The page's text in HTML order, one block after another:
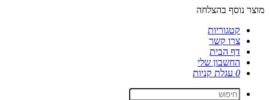
מוצר נוסף בהצלחה
קטגוריות
צרו קשר
דף הבית
החשבון שלי
0 עגלת קניות